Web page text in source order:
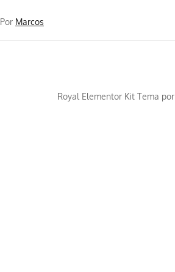
Por Marcos
Royal Elementor Kit Tema por